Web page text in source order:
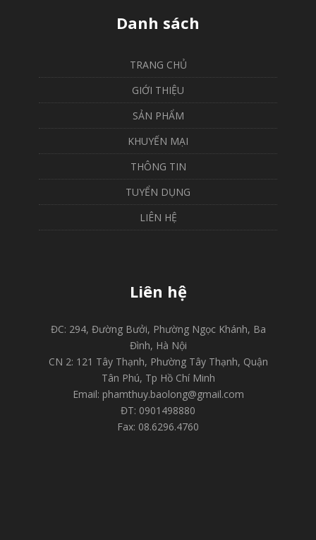
Danh sách
TRANG CHỦ
GIỚI THIỆU
SẢN PHẨM
KHUYẾN MẠI
THÔNG TIN
TUYỂN DỤNG
LIÊN HỆ
Liên hệ
ĐC: 294, Đường Bưởi, Phường Ngọc Khánh, Ba
Đình, Hà Nội
CN 2: 121 Tây Thạnh, Phường Tây Thạnh, Quận
Tân Phú, Tp Hồ Chí Minh
Email: phamthuy.baolong@gmail.com
ĐT: 0901498880
Fax: 08.6296.4760